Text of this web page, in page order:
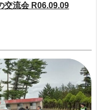
交流会 R06.09.09